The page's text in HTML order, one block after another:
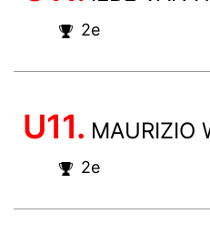
2e
U11. MAURIZIO
2e